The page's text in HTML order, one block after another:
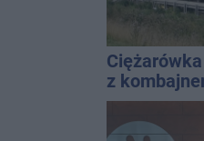
z
miejscu
śmigłowiec